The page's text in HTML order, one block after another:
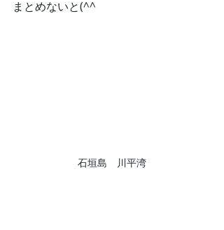
まとめないと(^^ゞ
石垣島　川平湾